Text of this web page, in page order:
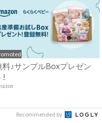
料♪サンプルBoxプレゼン
!
Recommended by